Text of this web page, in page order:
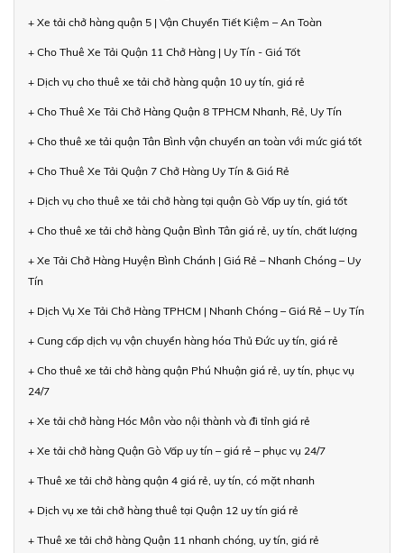
+ Xe tải chở hàng quận 5 | Vận Chuyển Tiết Kiệm – An Toàn
+ Cho Thuê Xe Tải Quận 11 Chở Hàng | Uy Tín - Giá Tốt
+ Dịch vụ cho thuê xe tải chở hàng quận 10 uy tín, giá rẻ
+ Cho Thuê Xe Tải Chở Hàng Quận 8 TPHCM Nhanh, Rẻ, Uy Tín
+ Cho thuê xe tải quận Tân Bình vận chuyển an toàn với mức giá tốt
+ Cho Thuê Xe Tải Quận 7 Chở Hàng Uy Tín & Giá Rẻ
+ Dịch vụ cho thuê xe tải chở hàng tại quận Gò Vấp uy tín, giá tốt
+ Cho thuê xe tải chở hàng Quận Bình Tân giá rẻ, uy tín, chất lượng
+ Xe Tải Chở Hàng Huyện Bình Chánh | Giá Rẻ – Nhanh Chóng – Uy
Tín
+ Dịch Vụ Xe Tải Chở Hàng TPHCM | Nhanh Chóng – Giá Rẻ – Uy Tín
+ Cung cấp dịch vụ vận chuyển hàng hóa Thủ Đức uy tín, giá rẻ
+ Cho thuê xe tải chở hàng quận Phú Nhuận giá rẻ, uy tín, phục vụ
24/7
+ Xe tải chở hàng Hóc Môn vào nội thành và đi tỉnh giá rẻ
+ Xe tải chở hàng Quận Gò Vấp uy tín – giá rẻ – phục vụ 24/7
+ Thuê xe tải chở hàng quận 4 giá rẻ, uy tín, có mặt nhanh
+ Dịch vụ xe tải chở hàng thuê tại Quận 12 uy tín giá rẻ
+ Thuê xe tải chở hàng Quận 11 nhanh chóng, uy tín, giá rẻ